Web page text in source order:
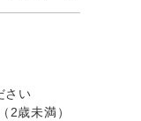
さい
2歳未満）